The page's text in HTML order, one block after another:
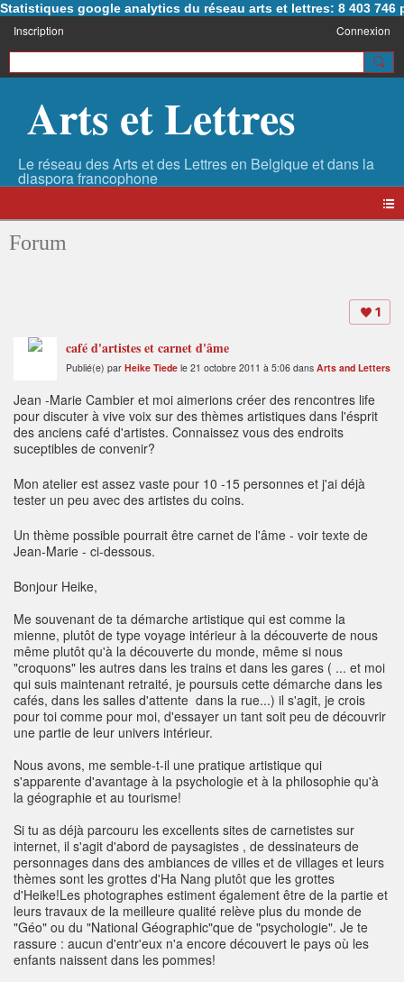
Statistiques google analytics du réseau arts et lettres: 8 403 746
Inscription Connexion
Arts et Lettres
Forum
1
café d'artistes et carnet d'âme
Publié(e) par Heike Tiede le 21 octobre 2011 à 5:06 dans Arts and Letters
Jean -Marie Cambier et moi aimerions créer des rencontres life
pour discuter à vive voix sur des thèmes artistiques dans l'ésprit
des anciens café d'artistes. Connaissez vous des endroits
suceptibles de convenir?
Mon atelier est assez vaste pour 10 -15 personnes et j'ai déjà
tester un peu avec des artistes du coins.
Un thème possible pourrait être carnet de l'âme - voir texte de
Jean-Marie - ci-dessous.
Bonjour Heike,
Me souvenant de ta démarche artistique qui est comme la
mienne, plutôt de type voyage intérieur à la découverte de nous
même plutôt qu'à la découverte du monde, même si nous
"croquons" les autres dans les trains et dans les gares ( ... et moi
qui suis maintenant retraité, je poursuis cette démarche dans les
cafés, dans les salles d'attente dans la rue...) il s'agit, je crois
pour toi comme pour moi, d'essayer un tant soit peu de découvrir
une partie de leur univers intérieur.
Nous avons, me semble-t-il une pratique artistique qui
s'apparente d'avantage à la psychologie et à la philosophie qu'à
la géographie et au tourisme!
Si tu as déjà parcouru les excellents sites de carnetistes sur
internet, il s'agit d'abord de paysagistes , de dessinateurs de
personnages dans des ambiances de villes et de villages et leurs
thèmes sont les grottes d'Ha Nang plutôt que les grottes
d'Heike!Les photographes estiment également être de la partie et
leurs travaux de la meilleure qualité relève plus du monde de
"Géo" ou du "National Géographic"que de "psychologie". Je te
rassure : aucun d'entr'eux n'a encore découvert le pays où les
enfants naissent dans les pommes!